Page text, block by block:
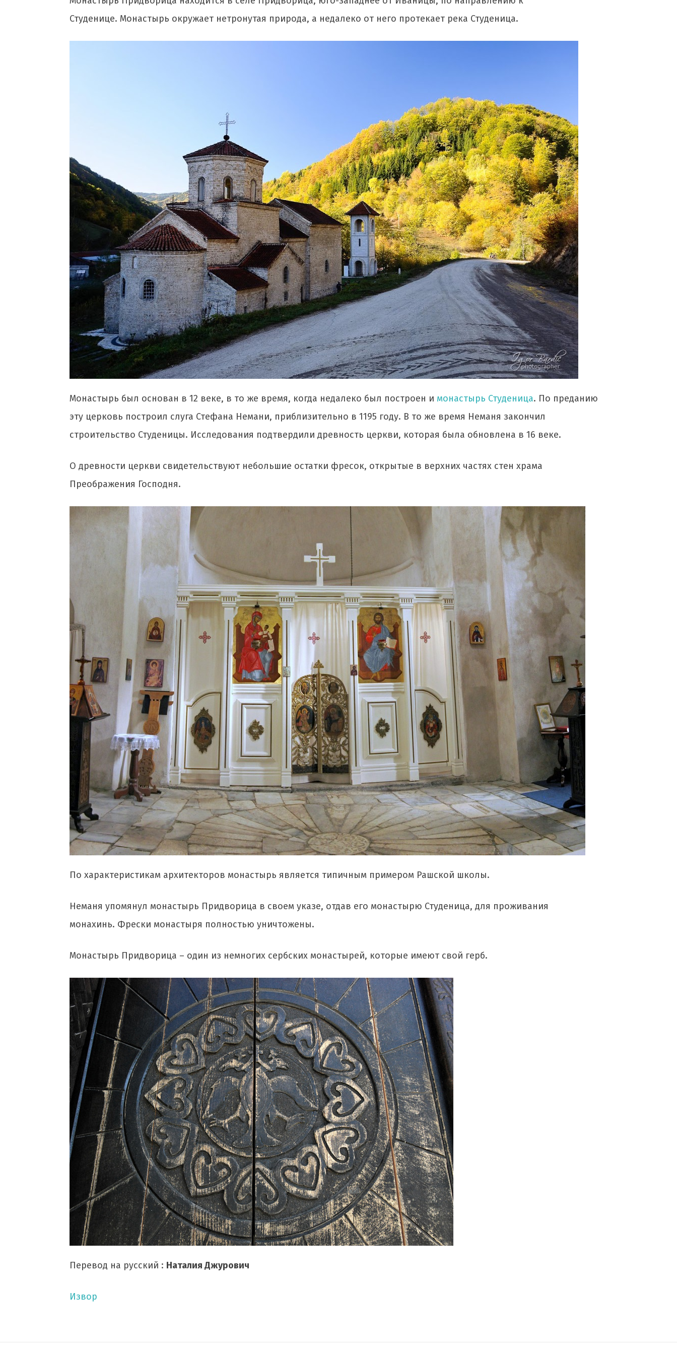
Студенице. Монастырь окружает нетронутая природа, а недалеко от него протекает река Студеница.
Монастырь был основан в 12 веке, в то же время, когда недалеко был построен и монастырь Студеница. По преданию
эту церковь построил слуга Стефана Немани, приблизительно в 1195 году. В то же время Неманя закончил
строительство Студеницы. Исследования подтвердили древность церкви, которая была обновлена в 16 веке.
О древности церкви свидетельствуют небольшие остатки фресок, открытые в верхних частях стен храма
Преображения Господня.
По характеристикам архитекторов монастырь является типичным примером Рашской школы.
Неманя упомянул монастырь Придворица в своем указе, отдав его монастырю Студеница, для проживания
монахинь. Фрески монастыря полностью уничтожены.
Монастырь Придворица – один из немногих сербских монастырей, которые имеют свой герб.
Перевод на русский : Наталия Джурович
Извор